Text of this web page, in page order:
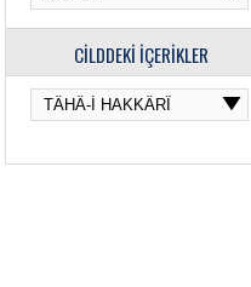
CİLDDEKİ İÇERİKLER